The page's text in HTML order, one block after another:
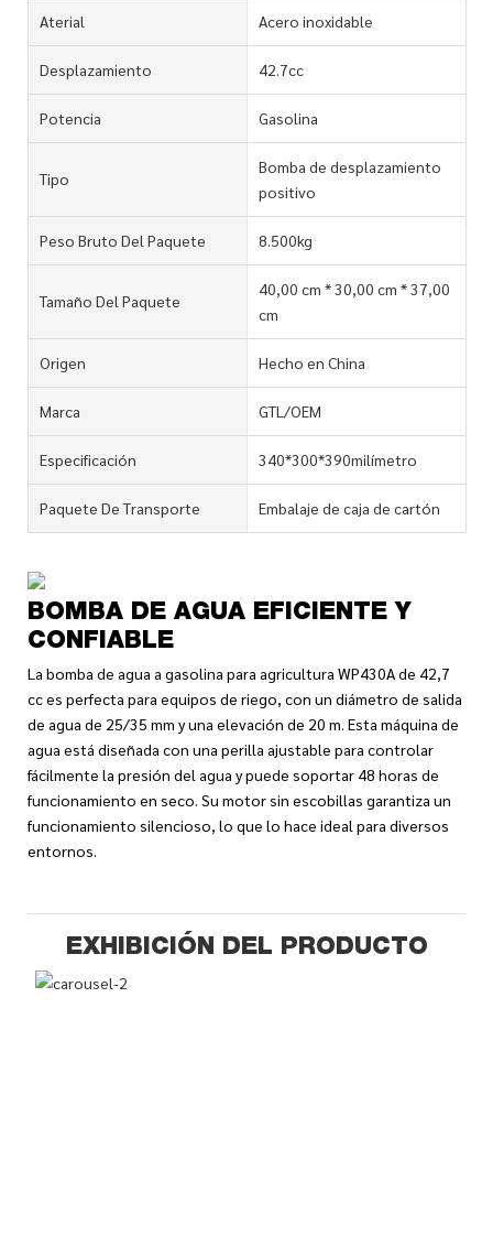
Aterial Acero inoxidable
Desplazamiento 42.7cc
Potencia Gasolina
Tipo
Bomba de desplazamiento
positivo
Peso Bruto Del Paquete 8.500kg
Tamaño Del Paquete
40,00 cm * 30,00 cm * 37,00
cm
Origen Hecho en China
Marca GTL/OEM
Especificación 340*300*390milímetro
Paquete De Transporte Embalaje de caja de cartón
BOMBA DE AGUA EFICIENTE Y
CONFIABLE
La bomba de agua a gasolina para agricultura WP430A de 42,7
cc es perfecta para equipos de riego, con un diámetro de salida
de agua de 25/35 mm y una elevación de 20 m. Esta máquina de
agua está diseñada con una perilla ajustable para controlar
fácilmente la presión del agua y puede soportar 48 horas de
funcionamiento en seco. Su motor sin escobillas garantiza un
funcionamiento silencioso, lo que lo hace ideal para diversos
entornos.
EXHIBICIÓN DEL PRODUCTO